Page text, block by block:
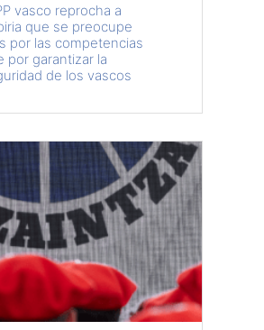
vasco reprocha a
que se preocupe
por las competencias
por garantizar la
de los vascos